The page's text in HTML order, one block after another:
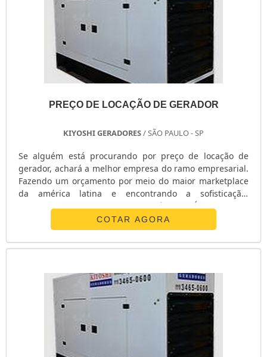
PREÇO DE LOCAÇÃO DE GERADOR
KIYOSHI GERADORES/ SÃO PAULO - SP
Se alguém está procurando por preço de locação de
gerador, achará a melhor empresa do ramo empresarial.
Fazendo um orçamento por meio do maior marketplace
da américa latina e encontrando a sofisticação,
qualidade e preço justo em um só lugar. É exatamente
isso! Quando o desejo é por preço de locação de gerador,
com a Kiyoshi Geradores obterá ótima qualidade com
pagamento acessível.DIFERENCIAIS DE PREÇO DE
COTAR AGORA